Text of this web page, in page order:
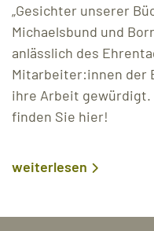
„Gesichter unserer
Michaelsbund und
anlässlich des
Mitarbeiter:innen der
ihre Arbeit
finden Sie hier!
weiterlesen